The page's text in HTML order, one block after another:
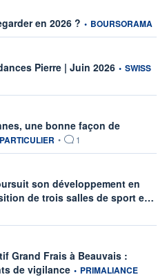
en 2026 ? information fournie par
• BOURSORAMA
Pierre | Juin 2026 information
• SWISS
une bonne façon de
fournie par
• 1
son développement en
de trois salles de sport e…
Grand Frais à Beauvais :
de vigilance information fournie par
• PRIMALIANCE